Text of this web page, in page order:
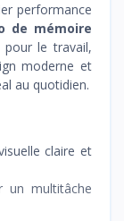
performance
de mémoire
le travail,
moderne et
au quotidien.
claire et
un multitâche